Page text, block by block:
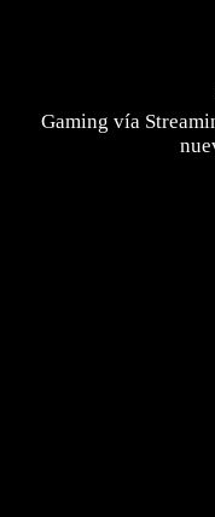
Gaming vía